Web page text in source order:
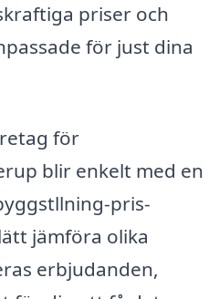
priser och
för just dina
för
blir enkelt med en
pris-
jämföra olika
erbjudanden,